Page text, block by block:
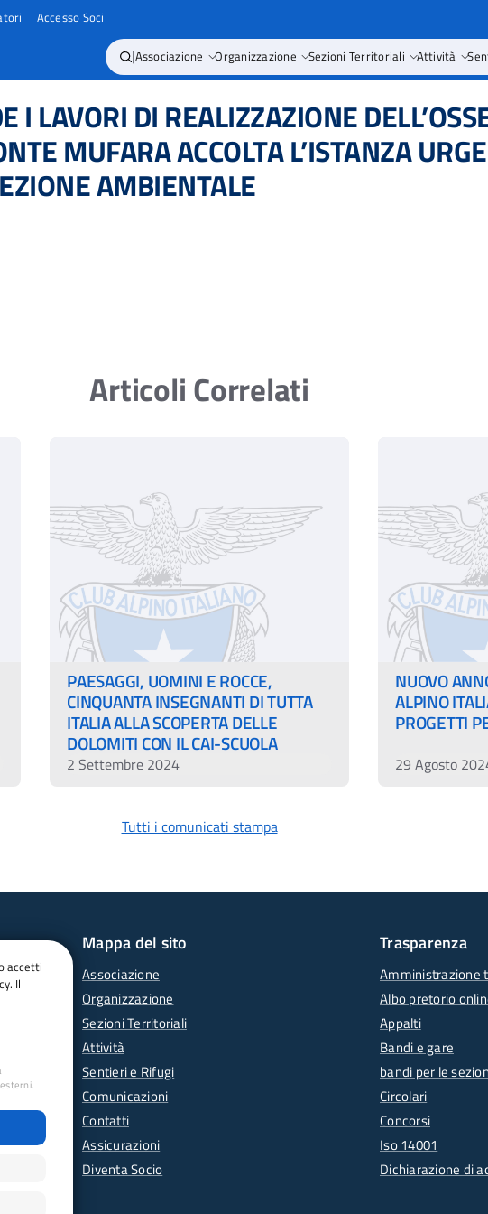
Accesso Soci
|Associazione Organizzazione Sezioni Territoriali Attività
I LAVORI DI REALIZZAZIONE
MUFARA ACCOLTA L’ISTANZA
AMBIENTALE
Articoli Correlati
PAESAGGI, UOMINI E ROCCE,
CINQUANTA INSEGNANTI DI TUTTA
ITALIA ALLA SCOPERTA DELLE
DOLOMITI CON IL CAI-SCUOLA
2 Settembre 2024
NUOVO
ALPINO
PROGETTI
29 Agosto
Tutti i comunicati stampa
Mappa del sito
Associazione
Organizzazione
Sezioni Territoriali
Attività
Sentieri e Rifugi
Comunicazioni
Contatti
Assicurazioni
Diventa Socio
Trasparenza
Amministrazione
Albo pretorio
Appalti
Bandi e gare
bandi per le
Circolari
Concorsi
Iso 14001
Dichiarazione di
accetti
Il